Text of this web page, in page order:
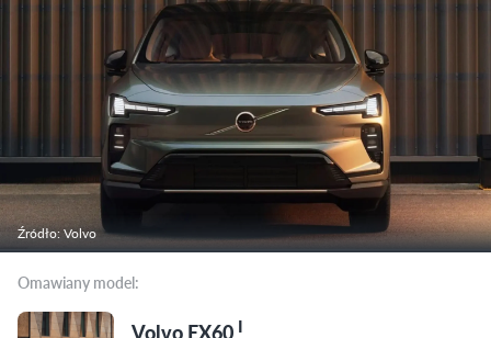
Źródło: Volvo
Omawiany model:
Volvo EX60 I